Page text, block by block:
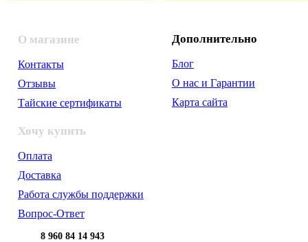
О магазине
Контакты
Отзывы
Тайские сертификаты
Хочу купить
Оплата
Доставка
Работа службы поддержки
Вопрос-Ответ
Дополнительно
Блог
О нас и Гарантии
Карта сайта
8 960 84 14 943